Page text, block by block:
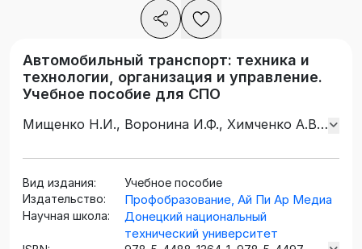
Автомобильный транспорт: техника и
технологии, организация и управление.
Учебное пособие для СПО
Мищенко Н.И., Воронина И.Ф., Химченко А.В.,
Вид издания:
Учебное пособие
Издательство:
Профобразование, Ай Пи Ар Медиа
Научная школа:
Донецкий национальный
технический университет